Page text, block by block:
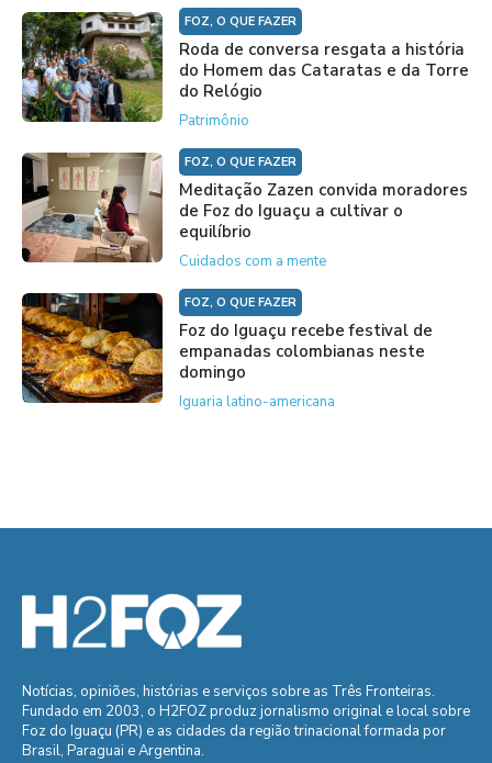
FOZ, O QUE FAZER
Roda de conversa resgata a história
do Homem das Cataratas e da Torre
do Relógio
Patrimônio
FOZ, O QUE FAZER
Meditação Zazen convida moradores
de Foz do Iguaçu a cultivar o
equilíbrio
Cuidados com a mente
FOZ, O QUE FAZER
Foz do Iguaçu recebe festival de
empanadas colombianas neste
domingo
Iguaria latino-americana
Notícias, opiniões, histórias e serviços sobre as Três Fronteiras.
Fundado em 2003, o H2FOZ produz jornalismo original e local sobre
Foz do Iguaçu (PR) e as cidades da região trinacional formada por
Brasil, Paraguai e Argentina.